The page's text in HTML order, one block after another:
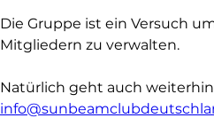
Die Gruppe ist ein Versuch
Mitgliedern zu verwalten.
Natürlich geht auch weiterhin